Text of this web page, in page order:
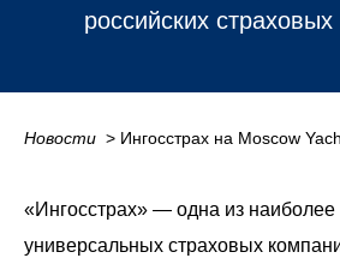
российских
Новости > Ингосстрах на Moscow
«Ингосстрах» — одна из наиболее
универсальных страховых